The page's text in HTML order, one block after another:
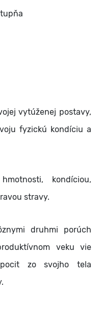
vytúženej postavy,
fyzickú kondíciu a
kondíciou,
stravy.
druhmi porúch
veku vie
zo svojho tela